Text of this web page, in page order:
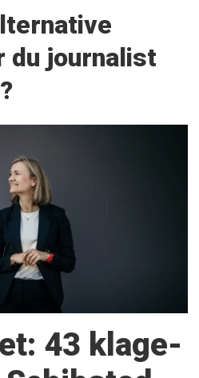
du journalist
43 klage­